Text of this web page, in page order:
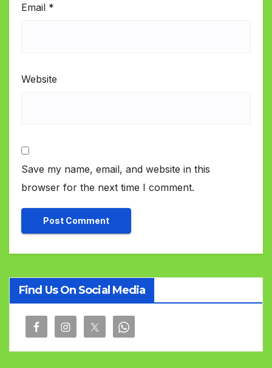
Email *
Website
Save my name, email, and website in this
browser for the next time I comment.
Find Us On Social Media